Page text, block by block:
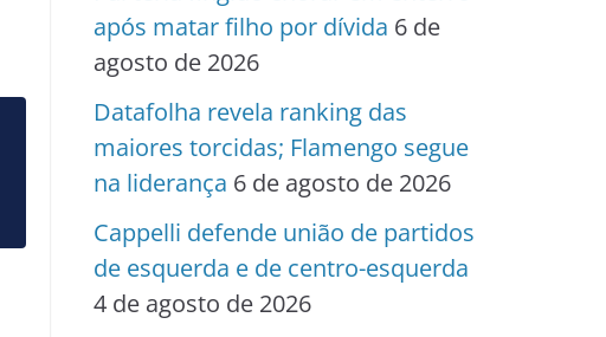
após matar filho por dívida 6 de
agosto de 2026
Datafolha revela ranking das
maiores torcidas; Flamengo segue
na liderança 6 de agosto de 2026
Cappelli defende união de partidos
de esquerda e de centro-esquerda
4 de agosto de 2026